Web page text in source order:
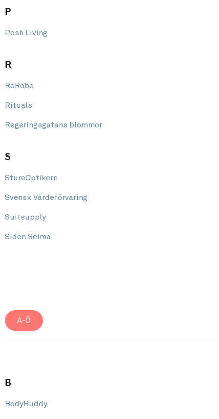
P
Posh Living
R
ReRobe
Rituals
Regeringsgatans blommor
S
StureOptikern
Svensk Värdeförvaring
Suitsupply
Siden Selma
A-Ö
B
BodyBuddy